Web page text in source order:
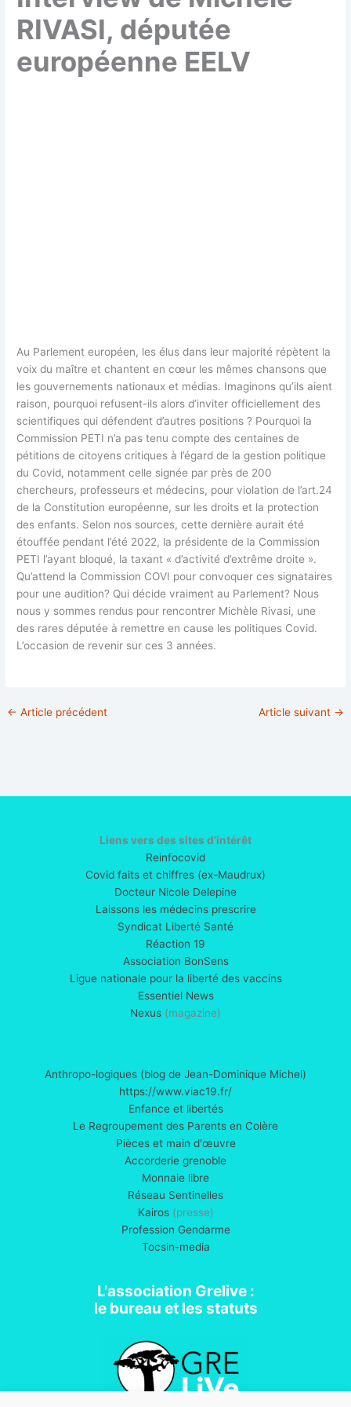
RIVASI, députée
européenne EELV
Au Parlement européen, les élus dans leur majorité répètent la
voix du maître et chantent en cœur les mêmes chansons que
les gouvernements nationaux et médias. Imaginons qu’ils aient
raison, pourquoi refusent-ils alors d’inviter officiellement des
scientifiques qui défendent d’autres positions ? Pourquoi la
Commission PETI n’a pas tenu compte des centaines de
pétitions de citoyens critiques à l’égard de la gestion politique
du Covid, notamment celle signée par près de 200
chercheurs, professeurs et médecins, pour violation de l’art.24
de la Constitution européenne, sur les droits et la protection
des enfants. Selon nos sources, cette dernière aurait été
étouffée pendant l’été 2022, la présidente de la Commission
PETI l’ayant bloqué, la taxant « d’activité d’extrême droite ».
Qu’attend la Commission COVI pour convoquer ces signataires
pour une audition? Qui décide vraiment au Parlement? Nous
nous y sommes rendus pour rencontrer Michèle Rivasi, une
des rares députée à remettre en cause les politiques Covid.
L’occasion de revenir sur ces 3 années.
← Article précédent Article suivant →
Liens vers des sites d’intérêt
Reinfocovid
Covid faits et chiffres (ex-Maudrux)
Docteur Nicole Delepine
Laissons les médecins prescrire
Syndicat Liberté Santé
Réaction 19
Association BonSens
Ligue nationale pour la liberté des vaccins
Essentiel News
Nexus (magazine)
Anthropo-logiques (blog de Jean-Dominique Michel)
https://www.viac19.fr/
Enfance et libertés
Le Regroupement des Parents en Colère
Pièces et main d'œuvre
Accorderie grenoble
Monnaie libre
Réseau Sentinelles
Kairos(presse)
Profession Gendarme
Tocsin-media
L'association Grelive :
le bureau et les statuts